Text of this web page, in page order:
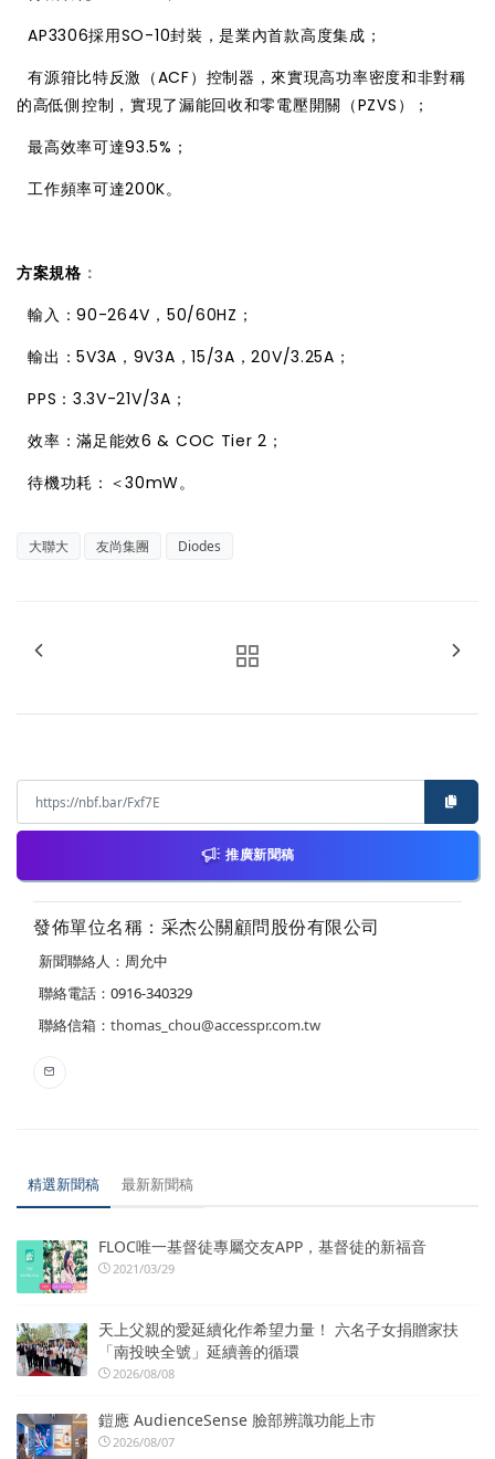
AP3306採用SO-10封裝，是業內首款高度集成；
有源箝比特反激（ACF）控制器，來實現高功率密度和非對稱
的高低側控制，實現了漏能回收和零電壓開關（PZVS）；
最高效率可達93.5%；
工作頻率可達200K。
方案規格 ：
輸入：90-264V，50/60HZ；
輸出：5V3A，9V3A，15/3A，20V/3.25A；
PPS：3.3V-21V/3A；
效率：滿足能效6 & COC Tier 2；
待機功耗：＜30mW。
大聯大 友尚集團 Diodes
推廣新聞稿
發佈單位名稱：采杰公關顧問股份有限公司
新聞聯絡人：周允中
聯絡電話：0916-340329
聯絡信箱： thomas_chou@accesspr.com.tw
精選新聞稿 最新新聞稿
FLOC唯一基督徒專屬交友APP，基督徒的新福音
2021/03/29
天上父親的愛延續化作希望力量！ 六名子女捐贈家扶
「南投映全號」延續善的循環
2026/08/08
鎧應 AudienceSense 臉部辨識功能上市
2026/08/07